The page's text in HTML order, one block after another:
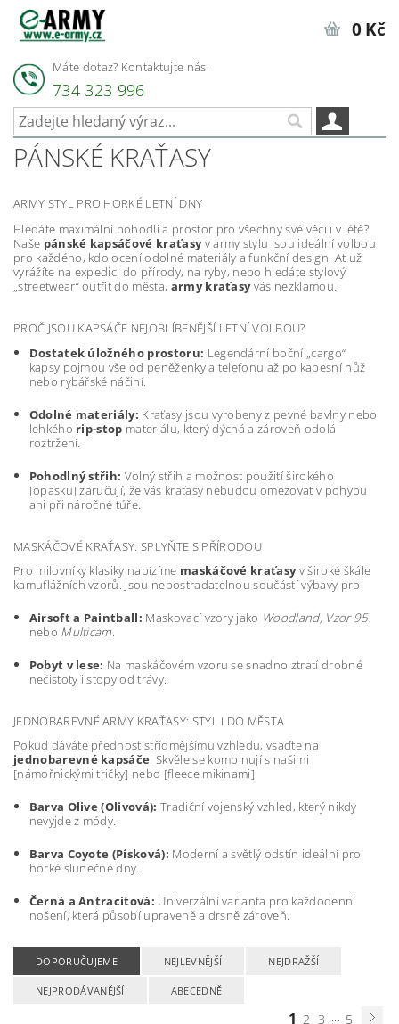
Máte dotaz? Kontaktujte nás:
734 323 996
0 Kč
PÁNSKÉ KRAŤASY
ARMY STYL PRO HORKÉ LETNÍ DNY
Hledáte maximální pohodlí a prostor pro všechny své věci i v létě?
Naše pánské kapsáčové kraťasyv army stylu jsou ideální volbou
pro každého, kdo ocení odolné materiály a funkční design. Ať už
vyrážíte na expedici do přírody, na ryby, nebo hledáte stylový
„streetwear“ outfit do města, army kraťasyvás nezklamou.
PROČ JSOU KAPSÁČE NEJOBLÍBENĚJŠÍ LETNÍ VOLBOU?
Dostatek úložného prostoru: Legendární boční „cargo“
kapsy pojmou vše od peněženky a telefonu až po kapesní nůž
nebo rybářské náčiní.
Odolné materiály: Kraťasy jsou vyrobeny z pevné bavlny nebo
lehkého rip-stop materiálu, který dýchá a zároveň odolá
roztržení.
Pohodlný střih: Volný střih a možnost použití širokého
[opasku] zaručují, že vás kraťasy nebudou omezovat v pohybu
ani při náročné túře.
MASKÁČOVÉ KRAŤASY: SPLYŇTE S PŘÍRODOU
Pro milovníky klasiky nabízíme maskáčové kraťasyv široké škále
kamuflážních vzorů. Jsou nepostradatelnou součástí výbavy pro:
Airsoft a Paintball: Maskovací vzory jako Woodland, Vzor 95
nebo Multicam.
Pobyt v lese: Na maskáčovém vzoru se snadno ztratí drobné
nečistoty i stopy od trávy.
JEDNOBAREVNÉ ARMY KRAŤASY: STYL I DO MĚSTA
Pokud dáváte přednost střídmějšímu vzhledu, vsaďte na
jednobarevné kapsáče. Skvěle se kombinují s našimi
[námořnickými tričky] nebo [fleece mikinami].
Barva Olive (Olivová): Tradiční vojenský vzhled, který nikdy
nevyjde z módy.
Barva Coyote (Písková): Moderní a světlý odstín ideální pro
horké slunečné dny.
Černá a Antracitová: Univerzální varianta pro každodenní
nošení, která působí upraveně a drsně zároveň.
DOPORUČUJEME NEJLEVNĚJŠÍ NEJDRAŽŠÍ
NEJPRODÁVANĚJŠÍ ABECEDNĚ
1 2 3 ... 5